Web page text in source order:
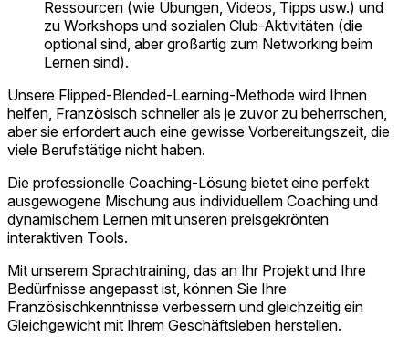
Ressourcen (wie Übungen, Videos, Tipps usw.) und
zu Workshops und sozialen Club-Aktivitäten (die
optional sind, aber großartig zum Networking beim
Lernen sind).
Unsere Flipped-Blended-Learning-Methode wird Ihnen
helfen, Französisch schneller als je zuvor zu beherrschen,
aber sie erfordert auch eine gewisse Vorbereitungszeit, die
viele Berufstätige nicht haben.
Die professionelle Coaching-Lösung bietet eine perfekt
ausgewogene Mischung aus individuellem Coaching und
dynamischem Lernen mit unseren preisgekrönten
interaktiven Tools.
Mit unserem Sprachtraining, das an Ihr Projekt und Ihre
Bedürfnisse angepasst ist, können Sie Ihre
Französischkenntnisse verbessern und gleichzeitig ein
Gleichgewicht mit Ihrem Geschäftsleben herstellen.